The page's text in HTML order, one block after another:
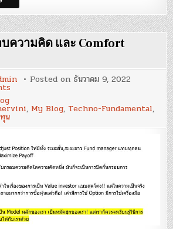
113
:
‘พฤติกรรม
และ
price
action
หมี’
บความคิด และ Comfort
Posted on ธันวาคม 9, 2022
112
:
ความ
และ
Comfort
Zone’
, My Blog, Techno-Fundamental,
น